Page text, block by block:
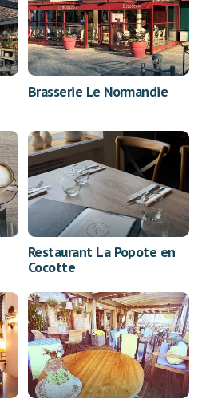
Brasserie Le Normandie
Restaurant La Popote en
Cocotte